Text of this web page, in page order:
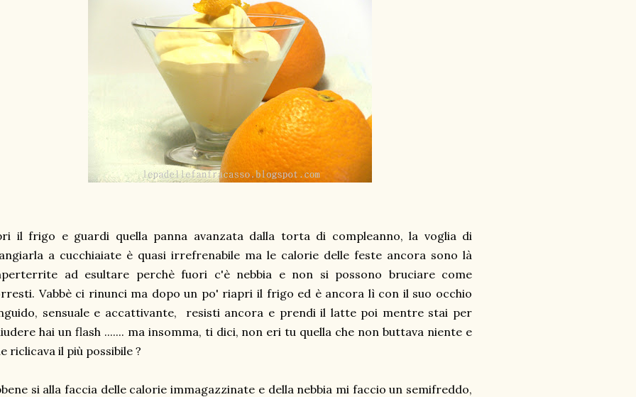
il frigo e guardi quella panna avanzata dalla torta di compleanno, la voglia di
a cucchiaiate è quasi irrefrenabile ma le calorie delle feste ancora sono là
ad esultare perchè fuori c'è nebbia e non si possono bruciare come
Vabbè ci rinunci ma dopo un po' riapri il frigo ed è ancora lì con il suo occhio
sensuale e accattivante, resisti ancora e prendi il latte poi mentre stai per
hai un flash ....... ma insomma, ti dici, non eri tu quella che non buttava niente e
riclicava il più possibile ?
si alla faccia delle calorie immagazzinate e della nebbia mi faccio un semifreddo,